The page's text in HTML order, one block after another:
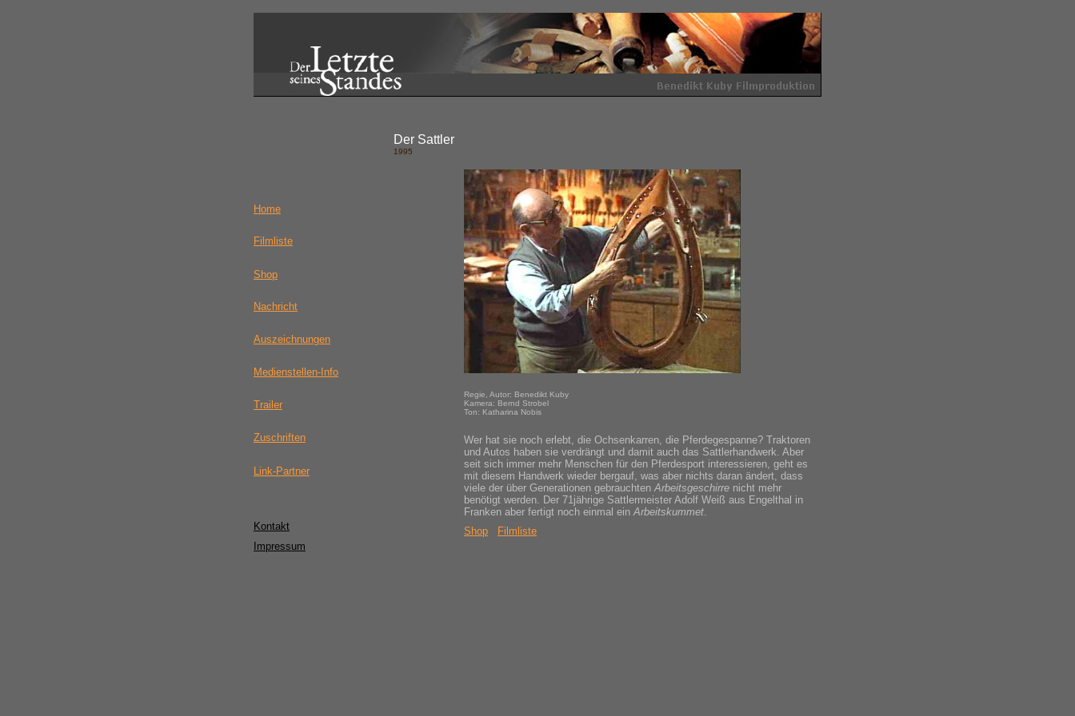
Home
Filmliste
Shop
Nachricht
Auszeichnungen
Medienstellen-Info
Trailer
Zuschriften
Link-Partner
Kontakt
Impressum
Der Sattler
1995
Regie, Autor: Benedikt Kuby
Kamera: Bernd Strobel
Ton: Katharina Nobis
Wer hat sie noch erlebt, die Ochsenkarren, die Pferdegespanne? Traktoren
und Autos haben sie verdrängt und damit auch das Sattlerhandwerk. Aber
seit sich immer mehr Menschen für den Pferdesport interessieren, geht es
mit diesem Handwerk wieder bergauf, was aber nichts daran ändert, dass
viele der über Generationen gebrauchtenArbeitsgeschirre nicht mehr
benötigt werden. Der 71jährige Sattlermeister Adolf Weiß aus Engelthal in
Franken aber fertigt noch einmal einArbeitskummet.
Shop
Filmliste